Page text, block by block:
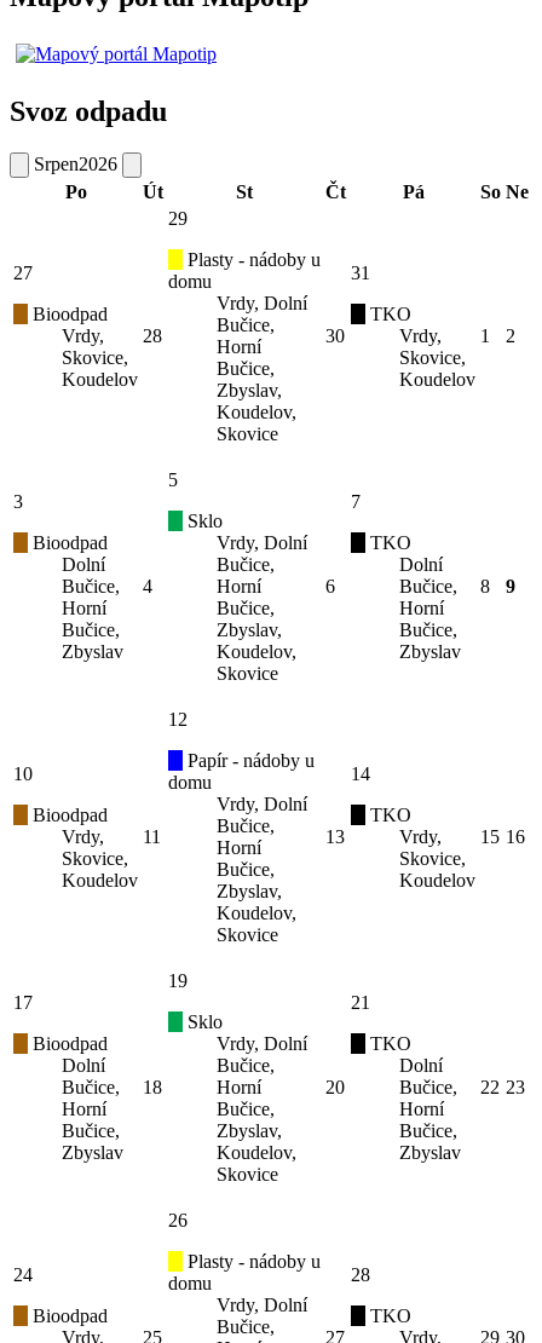
Svoz odpadu
Srpen2026
Po
Út St Čt Pá So Ne
27
Bioodpad
Vrdy,
Skovice,
Koudelov
28
29
Plasty - nádoby u
domu
Vrdy, Dolní
Bučice,
Horní
Bučice,
Zbyslav,
Koudelov,
Skovice
30
31
TKO
Vrdy,
Skovice,
Koudelov
1 2
3
Bioodpad
Dolní
Bučice,
Horní
Bučice,
Zbyslav
4
5
Sklo
Vrdy, Dolní
Bučice,
Horní
Bučice,
Zbyslav,
Koudelov,
Skovice
6
7
TKO
Dolní
Bučice,
Horní
Bučice,
Zbyslav
8 9
10
Bioodpad
Vrdy,
Skovice,
Koudelov
11
12
Papír - nádoby u
domu
Vrdy, Dolní
Bučice,
Horní
Bučice,
Zbyslav,
Koudelov,
Skovice
13
14
TKO
Vrdy,
Skovice,
Koudelov
15 16
17
Bioodpad
Dolní
Bučice,
Horní
Bučice,
Zbyslav
18
19
Sklo
Vrdy, Dolní
Bučice,
Horní
Bučice,
Zbyslav,
Koudelov,
Skovice
20
21
TKO
Dolní
Bučice,
Horní
Bučice,
Zbyslav
22 23
24
Bioodpad
Vrdy,
25
26
Plasty - nádoby u
domu
Vrdy, Dolní
Bučice,
27
28
TKO
Vrdy,
29 30